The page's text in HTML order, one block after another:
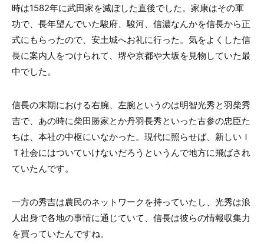
時は1582年に武田家を滅ぼした直後でした。家康はその軍
功で、長年望んでいた駿府、駿河、信濃なんかを信長から正
式にもらったので、安土城へお礼に行った。気をよくした信
長に案内人をつけられて、堺や京都や大坂を見物していた最
中でした。
信長の末期における右腕、左腕というのは明智光秀と羽柴秀
吉で、あの時に柴田勝家とか丹羽長秀といった古参の忠臣た
ちは、本社の中枢にいなかった。現代に照らせば、新しいＩ
Ｔ社会にはついていけないだろうというんで地方に飛ばされ
ていたんです。
一方の秀吉は農民のネットワークを持っていたし、光秀は浪
人出身で各地の事情に通じていて、信長は彼らの情報収集力
を買っていたんですね。